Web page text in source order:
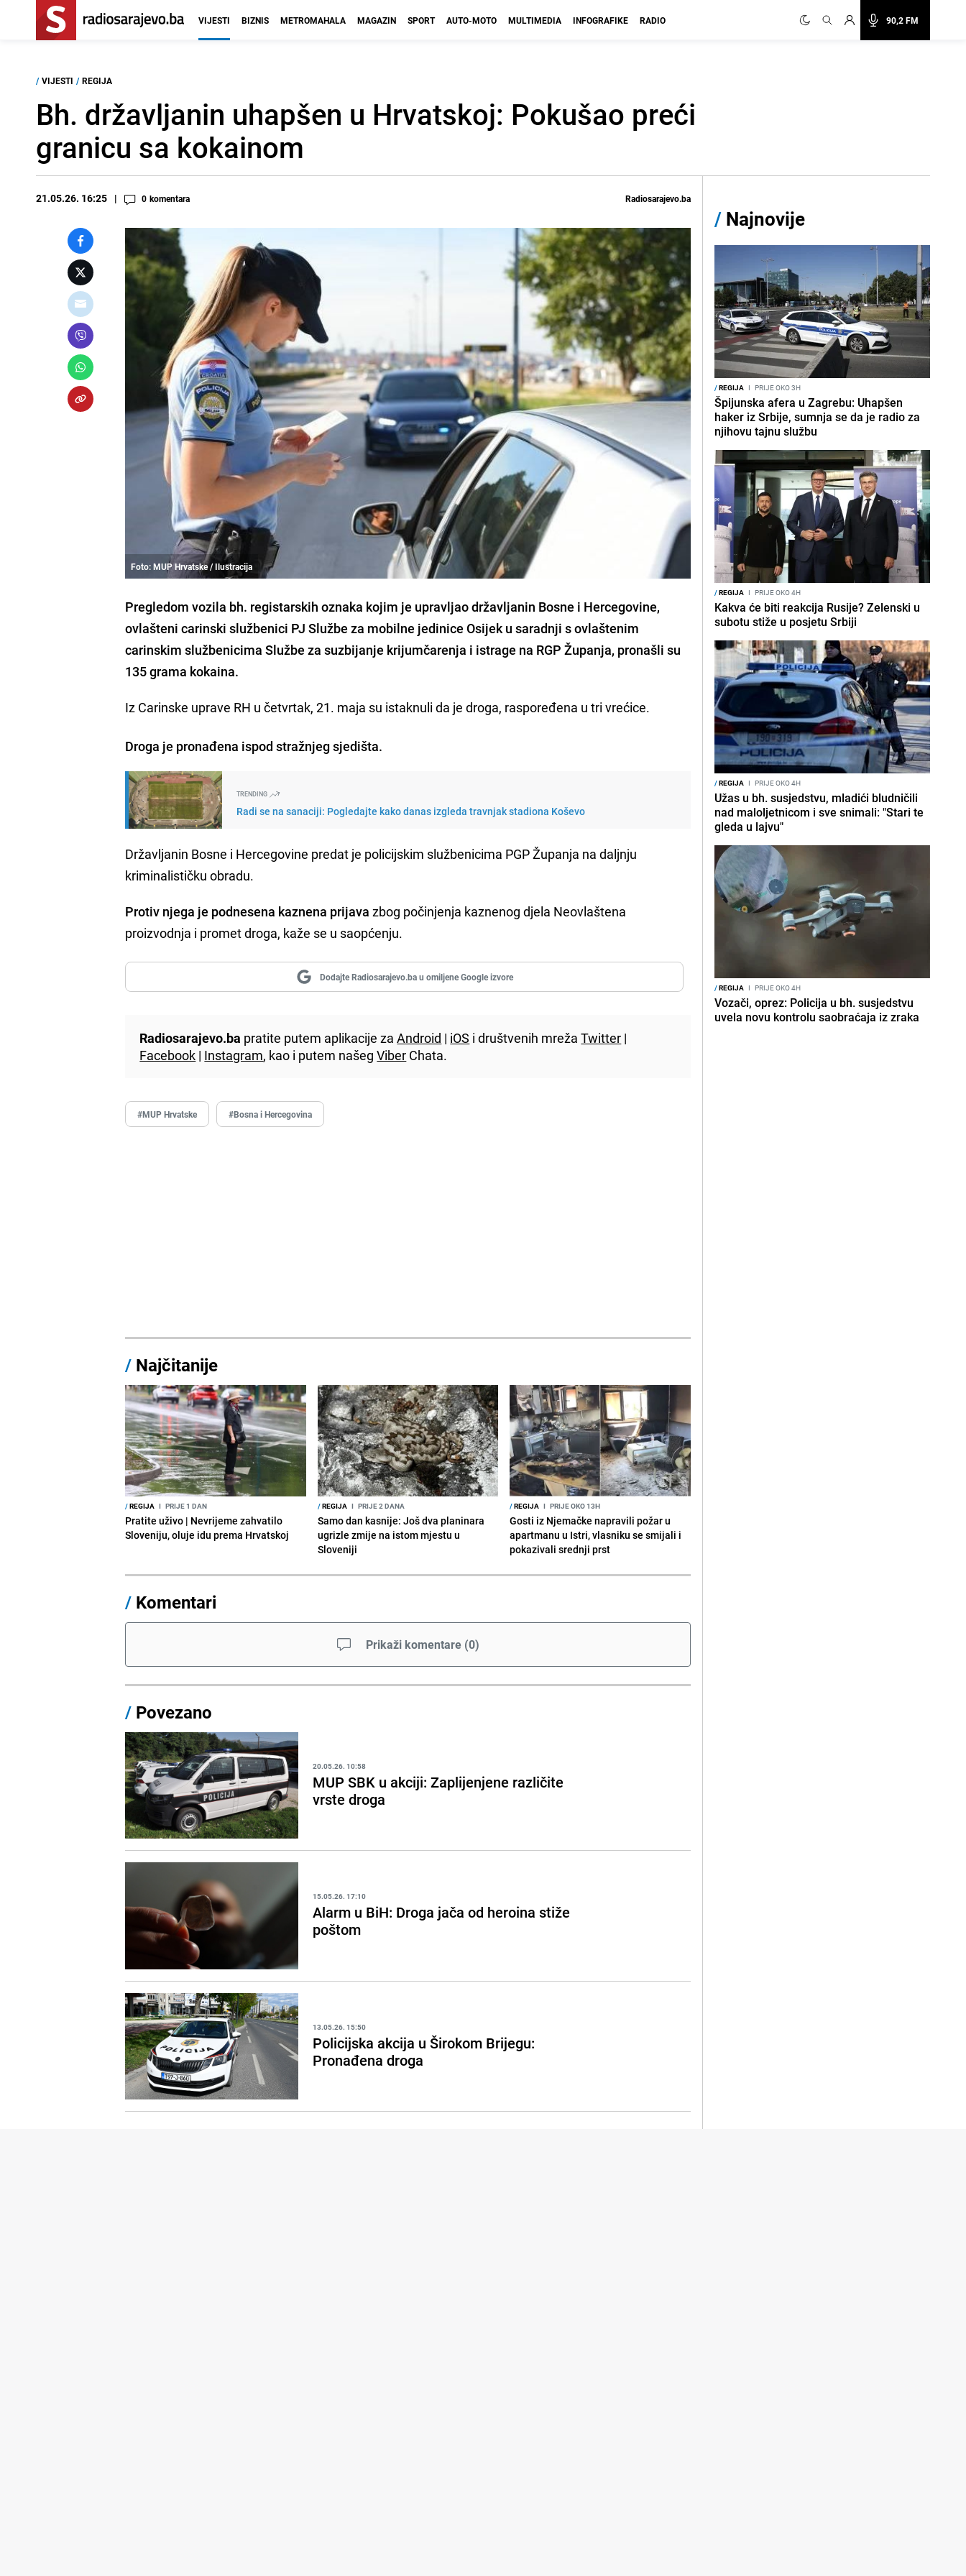
90,2 FM
VIJESTI BIZNIS METROMAHALA MAGAZIN SPORT AUTO-MOTO MULTIMEDIA INFOGRAFIKE RADIO
/ VIJESTI / REGIJA
Bh. državljanin uhapšen u Hrvatskoj: Pokušao preći
granicu sa kokainom
21.05.26. 16:25 0 komentara Radiosarajevo.ba
Foto: MUP Hrvatske / Ilustracija
Pregledom vozila bh. registarskih oznaka kojim je upravljao državljanin Bosne i Hercegovine,
ovlašteni carinski službenici PJ Službe za mobilne jedinice Osijek u saradnji s ovlaštenim
carinskim službenicima Službe za suzbijanje krijumčarenja i istrage na RGP Županja, pronašli su
135 grama kokaina.
Iz Carinske uprave RH u četvrtak, 21. maja su istaknuli da je droga, raspoređena u tri vrećice.
Droga je pronađena ispod stražnjeg sjedišta.
TRENDING
Radi se na sanaciji: Pogledajte kako danas izgleda travnjak stadiona Koševo
Državljanin Bosne i Hercegovine predat je policijskim službenicima PGP Županja na daljnju
kriminalističku obradu.
Protiv njega je podnesena kaznena prijava zbog počinjenja kaznenog djela Neovlaštena
proizvodnja i promet droga, kaže se u saopćenju.
Dodajte Radiosarajevo.ba u omiljene Google izvore
Radiosarajevo.ba pratite putem aplikacije zaAndroid | iOS i društvenih mrežaTwitter |
Facebook | Instagram, kao i putem našegViber Chata.
#MUP Hrvatske #Bosna i Hercegovina
/ Najčitanije
/REGIJA I PRIJE 1 DAN
Pratite uživo | Nevrijeme zahvatilo
Sloveniju, oluje idu prema Hrvatskoj
/REGIJA I PRIJE 2 DANA
Samo dan kasnije: Još dva planinara
ugrizle zmije na istom mjestu u
Sloveniji
/REGIJA I PRIJE OKO 13H
Gosti iz Njemačke napravili požar u
apartmanu u Istri, vlasniku se smijali i
pokazivali srednji prst
/ Komentari
Prikaži komentare (0)
/ Povezano
20.05.26. 10:58
MUP SBK u akciji: Zaplijenjene različite
vrste droga
15.05.26. 17:10
Alarm u BiH: Droga jača od heroina stiže
poštom
13.05.26. 15:50
Policijska akcija u Širokom Brijegu:
Pronađena droga
/ Najnovije
/REGIJA I PRIJE OKO 3H
Špijunska afera u Zagrebu: Uhapšen
haker iz Srbije, sumnja se da je radio za
njihovu tajnu službu
/REGIJA I PRIJE OKO 4H
Kakva će biti reakcija Rusije? Zelenski u
subotu stiže u posjetu Srbiji
/REGIJA I PRIJE OKO 4H
Užas u bh. susjedstvu, mladići bludničili
nad maloljetnicom i sve snimali: "Stari te
gleda u lajvu"
/REGIJA I PRIJE OKO 4H
Vozači, oprez: Policija u bh. susjedstvu
uvela novu kontrolu saobraćaja iz zraka